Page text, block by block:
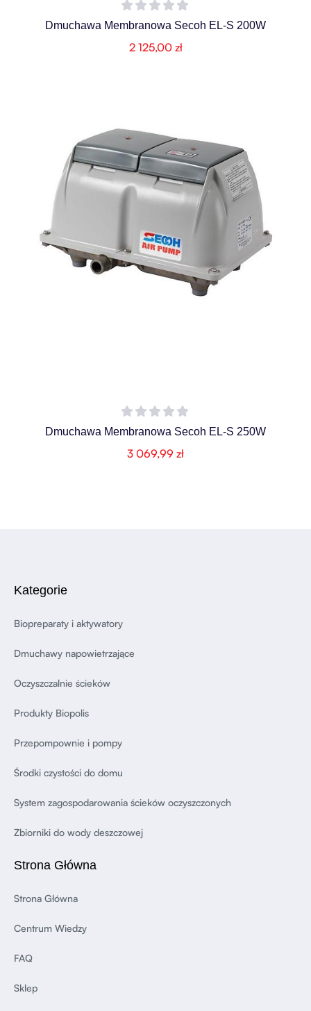
Dmuchawa Membranowa Secoh EL-S 200W
2 125,00 zł
Dmuchawa Membranowa Secoh EL-S 250W
3 069,99 zł
Kategorie
Biopreparaty i aktywatory
Dmuchawy napowietrzające
Oczyszczalnie ścieków
Produkty Biopolis
Przepompownie i pompy
Środki czystości do domu
System zagospodarowania ścieków oczyszczonych
Zbiorniki do wody deszczowej
Strona Główna
Strona Główna
Centrum Wiedzy
FAQ
Sklep